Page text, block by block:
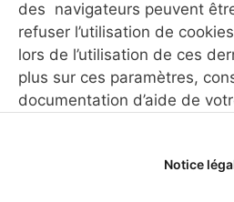
des navigateurs peuvent
refuser l’utilisation de
lors de l’utilisation de ces
plus sur ces paramètres,
documentation d’aide de
Notice